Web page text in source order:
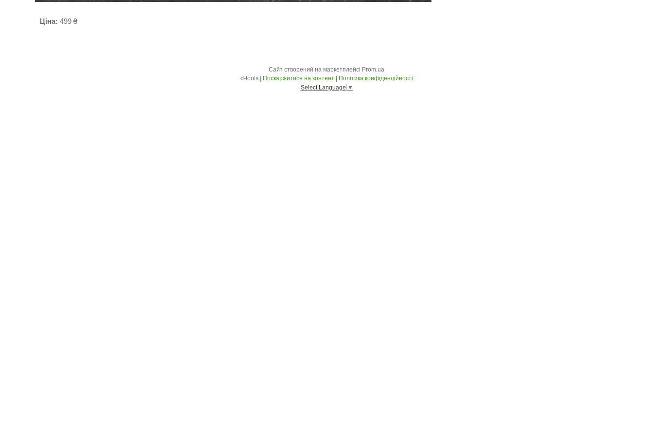
Ціна: 499 ₴
Сайт створений на маркетплейсі Prom.ua
Поскаржитися на контент
Політика конфіденційності
Select Language ▼